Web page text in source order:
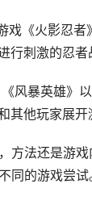
《火影忍者
刺激的忍者
风暴英雄》
他玩家展开
方法还是游
同的游戏尝